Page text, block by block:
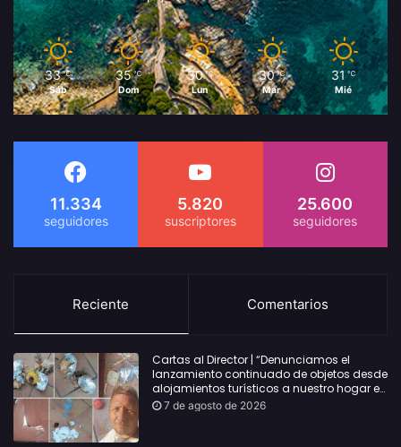
33 ℃
Sáb
35 ℃
Dom
30 ℃
Lun
30 ℃
Mar
31 ℃
Mié
11.334 5.820 25.600
Reciente Comentarios
Cartas al Director | “Denunciamos el
lanzamiento continuado de objetos desde
alojamientos turísticos a nuestro hogar en
Lloret: Podría haber causado una
7 de agosto de 2026